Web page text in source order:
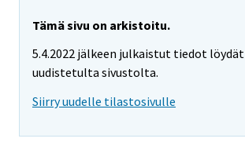
Tämä sivu on arkistoitu.
5.4.2022 jälkeen julkaistut tiedot löydät
uudistetulta sivustolta.
Siirry uudelle tilastosivulle